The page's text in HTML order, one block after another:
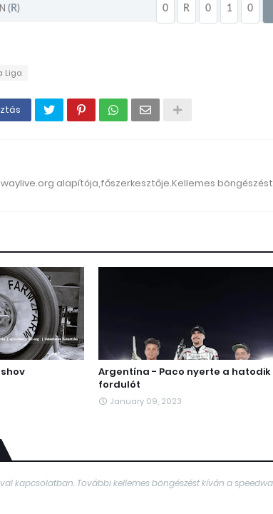
(R) 0 R 0 1 0
Liga
alapítója,főszerkesztője.Kellemes
Argentína - Paco nyerte a hatodik
fordulót
January 09, 2023
kapcsolatban. További kellemes böngészést kíván a